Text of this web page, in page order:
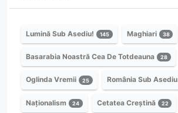
Lumină Sub Asediu! 145 Maghiari 38
Basarabia Noastră Cea De Totdeauna 28
Oglinda Vremii 25 România Sub Asediu
Naționalism 24 Cetatea Creștină 22